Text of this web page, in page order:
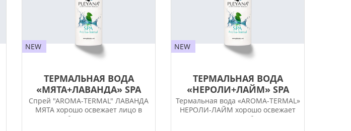
NEW
ТЕРМАЛЬНАЯ ВОДА
«МЯТА+ЛАВАНДА» SPA
AROMA-TERM...
Спрей "АRОМА-TERMAL" ЛАВАНДА
МЯТА хорошо освежает лицо в
любое время года.
NEW
ТЕРМАЛЬНАЯ ВОДА
«НЕРОЛИ+ЛАЙМ» SPA
AROMA-TERMA...
Термальная вода «АRОМА-TERMAL»
НЕРОЛИ-ЛАЙМ хорошо освежает
лицо в любое